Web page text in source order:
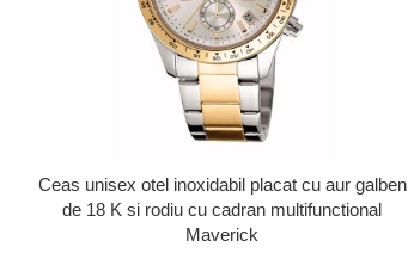
Ceas unisex otel inoxidabil placat cu aur galben
de 18 K si rodiu cu cadran multifunctional
Maverick